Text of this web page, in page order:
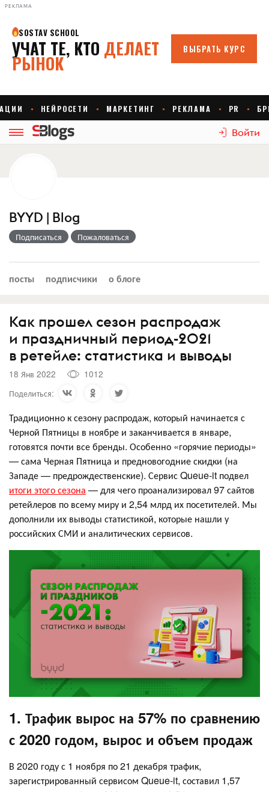
РЕКЛАМА
Войти
BYYD | Blog
Подписаться Пожаловаться
посты подписчики о блоге
Как прошел сезон распродаж
и праздничный период-2021
в ретейле: статистика и выводы
18 Янв 2022
1012
Поделиться:
Традиционно к сезону распродаж, который начинается с
Черной Пятницы в ноябре и заканчивается в январе,
готовятся почти все бренды. Особенно «горячие периоды»
— сама Черная Пятница и предновогодние скидки (на
Западе — предрождественские). Сервис Queue-it подвел
итоги этого сезона — для чего проанализировал 97 сайтов
ретейлеров по всему миру и 2,54 млрд их посетителей. Мы
дополнили их выводы статистикой, которые нашли у
российских СМИ и аналитических сервисов.
1. Трафик вырос на 57% по сравнению
с 2020 годом, вырос и объем продаж
В 2020 году с 1 ноября по 21 декабря трафик,
зарегистрированный сервисом Queue-it, составил 1,57